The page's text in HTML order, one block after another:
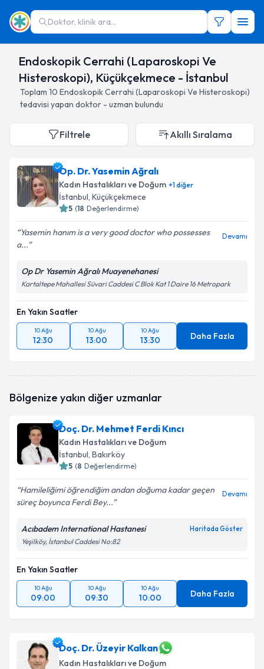
Doktor, klinik ara...
Endoskopik Cerrahi (Laparoskopi Ve
Histeroskopi), Küçükçekmece - İstanbul
Toplam 10 Endoskopik Cerrahi (Laparoskopi Ve Histeroskopi)
tedavisi yapan doktor - uzman bulundu
Filtrele Akıllı Sıralama
Op. Dr. Yasemin Ağralı
Kadın Hastalıkları ve Doğum +1diğer
İstanbul, Küçükçekmece
5 (18 Değerlendirme)
Yasemin hanım is a very good doctor who possesses
a...
Devamı
Op Dr Yasemin Ağralı Muayenehanesi
Kartaltepe Mahallesi Süvari Caddesi C Blok Kat 1 Daire 16 Metropark
En Yakın Saatler
10 Ağu
12:30
10 Ağu
13:00
10 Ağu
13:30 Daha Fazla
Bölgenize yakın diğer uzmanlar
Doç. Dr. Mehmet Ferdi Kıncı
Kadın Hastalıkları ve Doğum
İstanbul, Bakırköy
5 (8 Değerlendirme)
Hamileliğimi öğrendiğim andan doğuma kadar geçen
süreç boyunca Ferdi Bey...
Devamı
Acıbadem International Hastanesi Haritada Göster
Yeşilköy, İstanbul Caddesi No:82
En Yakın Saatler
10 Ağu
09:00
10 Ağu
09:30
10 Ağu
10:00 Daha Fazla
Doç. Dr. Üzeyir Kalkan
Kadın Hastalıkları ve Doğum